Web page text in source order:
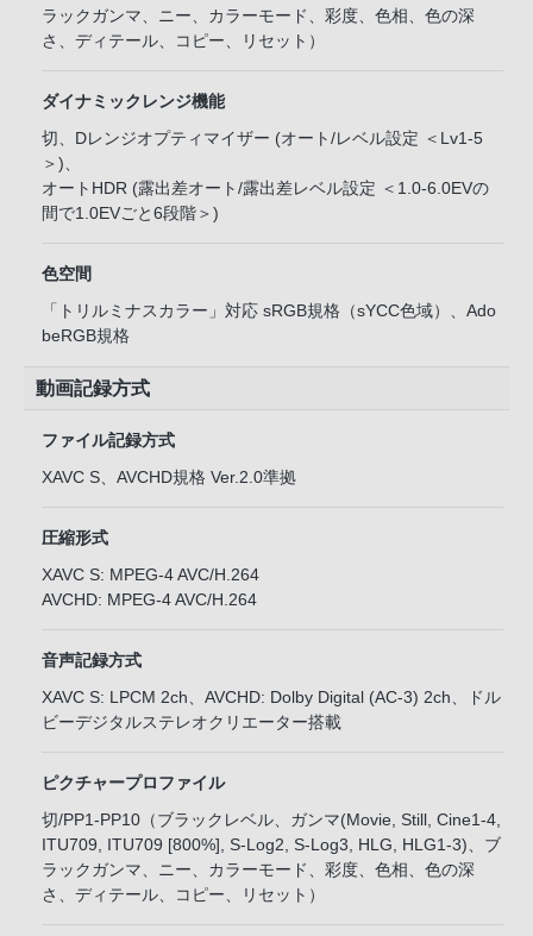
ラックガンマ、ニー、カラーモード、彩度、色相、色の深
さ、ディテール、コピー、リセット）
ダイナミックレンジ機能
切、Dレンジオプティマイザー (オート/レベル設定 ＜Lv1-5
＞)、
オートHDR (露出差オート/露出差レベル設定 ＜1.0-6.0EVの
間で1.0EVごと6段階＞)
色空間
「トリルミナスカラー」対応 sRGB規格（sYCC色域）、Ado
beRGB規格
動画記録方式
ファイル記録方式
XAVC S、AVCHD規格 Ver.2.0準拠
圧縮形式
XAVC S: MPEG-4 AVC/H.264
AVCHD: MPEG-4 AVC/H.264
音声記録方式
XAVC S: LPCM 2ch、AVCHD: Dolby Digital (AC-3) 2ch、ドル
ビーデジタルステレオクリエーター搭載
ピクチャープロファイル
切/PP1-PP10（ブラックレベル、ガンマ(Movie, Still, Cine1-4,
ITU709, ITU709 [800%], S-Log2, S-Log3, HLG, HLG1-3)、ブ
ラックガンマ、ニー、カラーモード、彩度、色相、色の深
さ、ディテール、コピー、リセット）